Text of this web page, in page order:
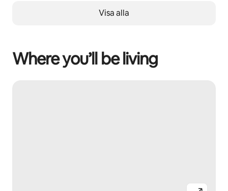
Visa alla
Where you’ll be living